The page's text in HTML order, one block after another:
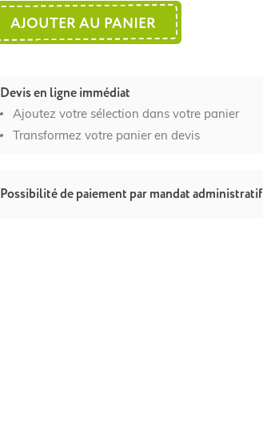
AJOUTER AU PANIER
Devis en ligne immédiat
Ajoutez votre sélection dans votre panier
Transformez votre panier en devis
Possibilité de paiement par mandat administratif